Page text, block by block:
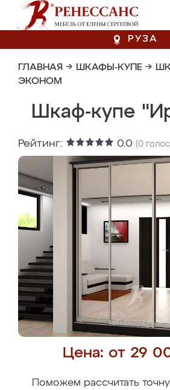
РУЗА
ГЛАВНАЯ → ШКАФЫ-КУПЕ →
ЭКОНОМ
Шкаф-купе
Рейтинг: 0.0 (0
Цена: от 29
Поможем рассчитать